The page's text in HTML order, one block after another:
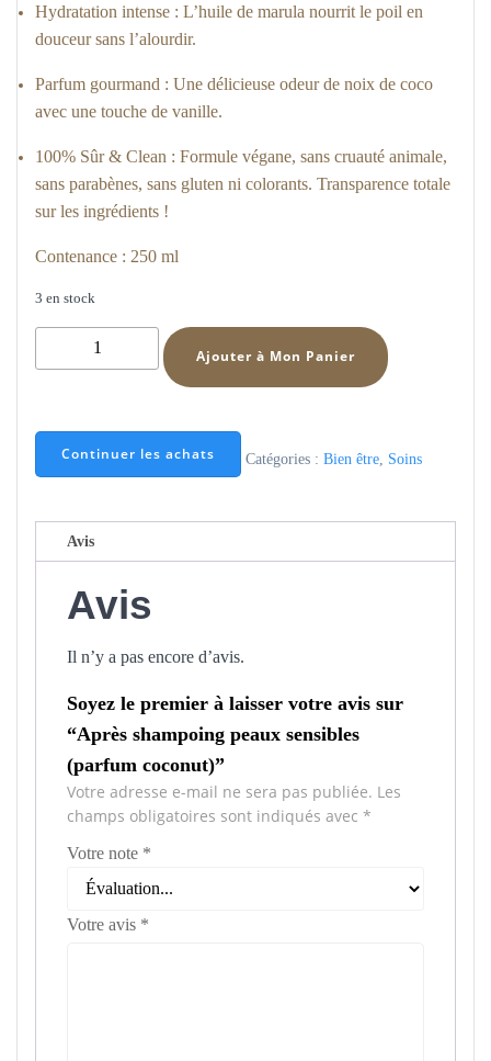
Hydratation intense : L’huile de marula nourrit le poil en
douceur sans l’alourdir.
Parfum gourmand : Une délicieuse odeur de noix de coco
avec une touche de vanille.
100% Sûr & Clean : Formule végane, sans cruauté animale,
sans parabènes, sans gluten ni colorants. Transparence totale
sur les ingrédients !
Contenance : 250 ml
3 en stock
de
peaux
sensibles
coconut)
Ajouter à Mon Panier
Continuer les achats Catégories : Bien être, Soins
Avis
Avis
Il n’y a pas encore d’avis.
Soyez le premier à laisser votre avis sur
“Après shampoing peaux sensibles
(parfum coconut)”
Votre adresse e-mail ne sera pas publiée. Les
champs obligatoires sont indiqués avec *
Votre note *
Votre avis *